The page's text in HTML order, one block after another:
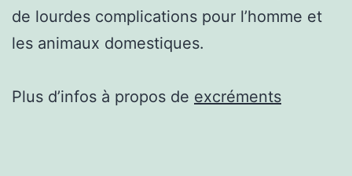
de lourdes complications pour l’homme et
les animaux domestiques.
Plus d’infos à propos de excréments